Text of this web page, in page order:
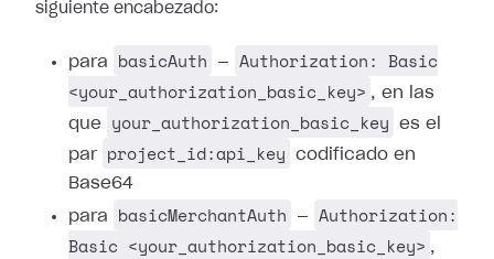
siguiente encabezado:
para basicAuth —
Authorization: Basic
<your_authorization_basic_key> , en las
que
your_authorization_basic_key
es el
par project_id:api_key
codificado en
Base64
para
basicMerchantAuth —
Authorization:
Basic <your_authorization_basic_key> ,